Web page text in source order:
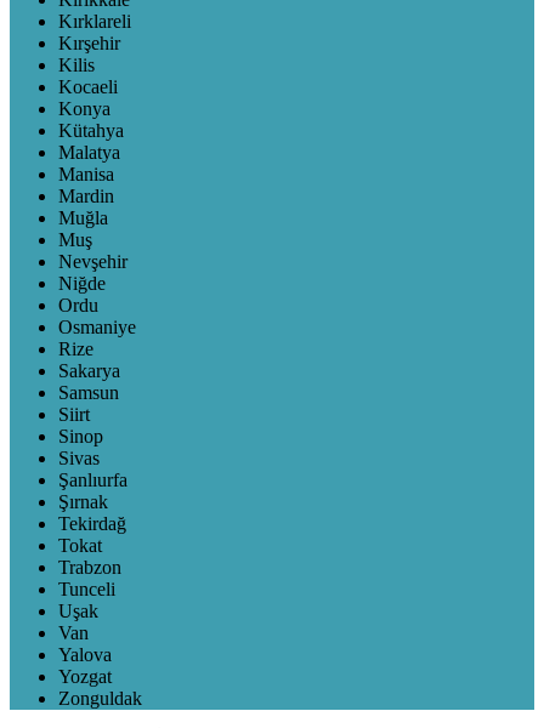
Kırklareli
Kırşehir
Kilis
Kocaeli
Konya
Kütahya
Malatya
Manisa
Mardin
Muğla
Muş
Nevşehir
Niğde
Ordu
Osmaniye
Rize
Sakarya
Samsun
Siirt
Sinop
Sivas
Şanlıurfa
Şırnak
Tekirdağ
Tokat
Trabzon
Tunceli
Uşak
Van
Yalova
Yozgat
Zonguldak